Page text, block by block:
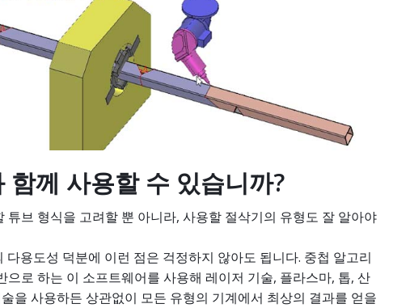
함께 사용할 수 있습니까?
튜브 형식을 고려할 뿐 아니라, 사용할 절삭기의 유형도 잘 알아야
용도성 덕분에 이런 점은 걱정하지 않아도 됩니다. 중첩 알고리
으로 하는 이 소프트웨어를 사용해 레이저 기술, 플라스마, 톱, 산
을 사용하든 상관없이 모든 유형의 기계에서 최상의 결과를 얻을